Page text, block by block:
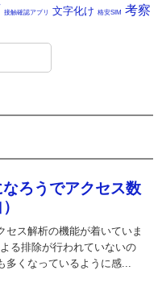
接触確認アプリ 文字化け 格安SIM 考察